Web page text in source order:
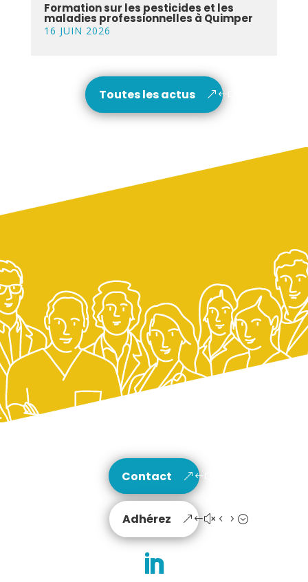
Formation sur les pesticides et les
maladies professionnelles à Quimper
16 JUIN 2026
Toutes les actus
Contact
Adhérez